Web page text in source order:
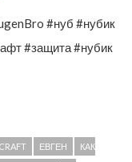
#нуб #нубик
#защита #нубик
ЕВГЕН КАК